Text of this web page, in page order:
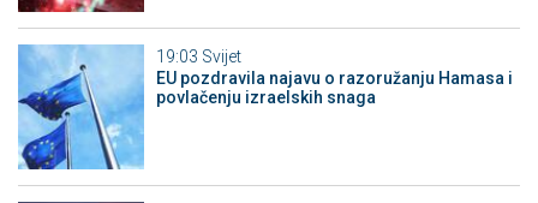
19:03 Svijet
EU pozdravila najavu o razoružanju Hamasa i
povlačenju izraelskih snaga